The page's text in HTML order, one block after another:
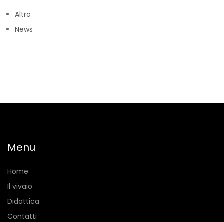
Altro
News
Menu
Home
Il vivaio
Didattica
Contatti